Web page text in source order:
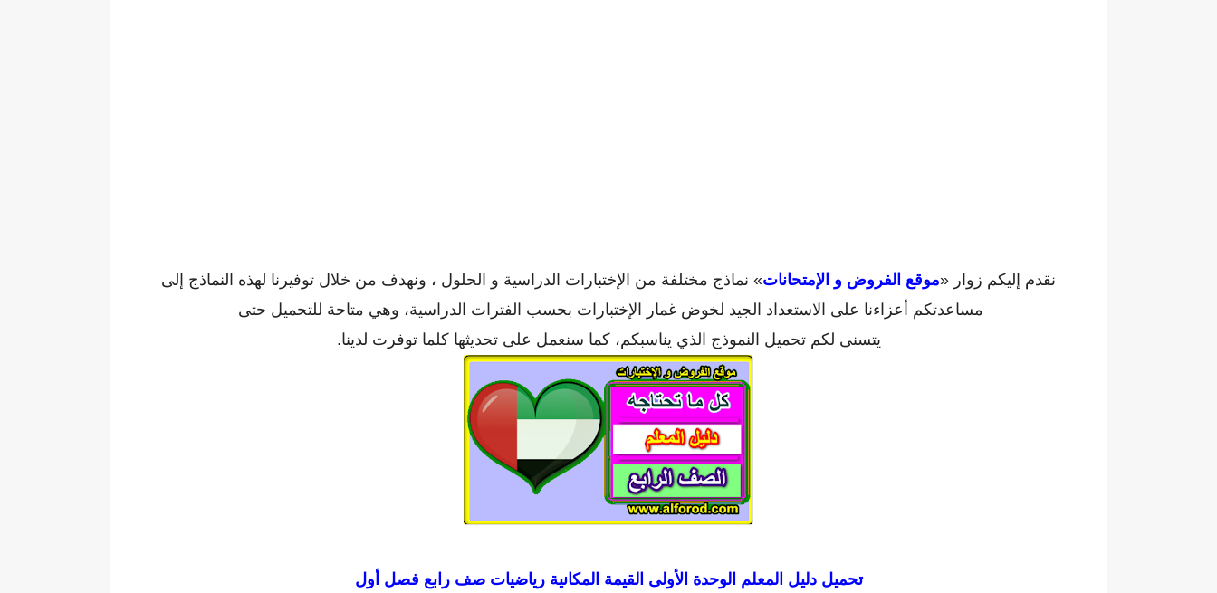
نقدم إليكم زوار «موقع الفروض و الإمتحانات» نماذج مختلفة من الإختبارات الدراسية و الحلول ، ونهدف من خلال توفيرنا لهذه النماذج إلى
مساعدتكم أعزاءنا على الاستعداد الجيد لخوض غمار الإختبارات بحسب الفترات الدراسية، وهي متاحة للتحميل حتى
يتسنى لكم تحميل النموذج الذي يناسبكم، كما سنعمل على تحديثها كلما توفرت لدينا.
تحميلدليل المعلم الوحدة الأولى القيمة المكانية رياضيات صف رابع فصل أول